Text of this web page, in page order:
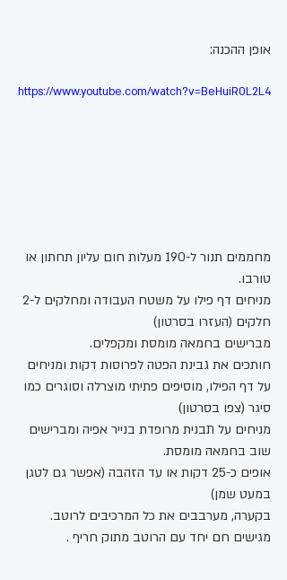
אופן ההכנה:
https://www.youtube.com/watch?v=BeHuiR0L2L4
מחממים תנור ל-190 מעלות חום עליון תחתון או
טורבו.
חלקים (העזרו בסרטון)
מברישים בחמאה מומסת ומקפלים.
חותכים את גבינת הפטה לפרוסות דקות ומניחים
על דף הפילו, מוסיפים פתיתי מוצרלה וסוגרים כמו
סיגר (צפו בסרטון)
מניחים על תבנית מרופדת בנייר אפיה ומברישים
שוב בחמאה מומסת.
אופים כ-25 דקות או עד הזהבה (אפשר גם לטגן
במעט שמן)
בקערה, מערבבים את כל המרכיבים לרוטב.
מגישים חם יחד עם הרוטב מתוק חריף .